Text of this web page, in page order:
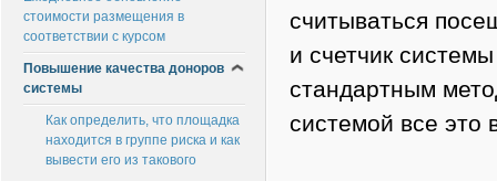
считываться
и счетчик
стандартным
системой все это
стоимости размещения в
соответствии с курсом
Повышение качества доноров
системы
Как определить, что площадка
находится в группе риска и как
вывести его из такового